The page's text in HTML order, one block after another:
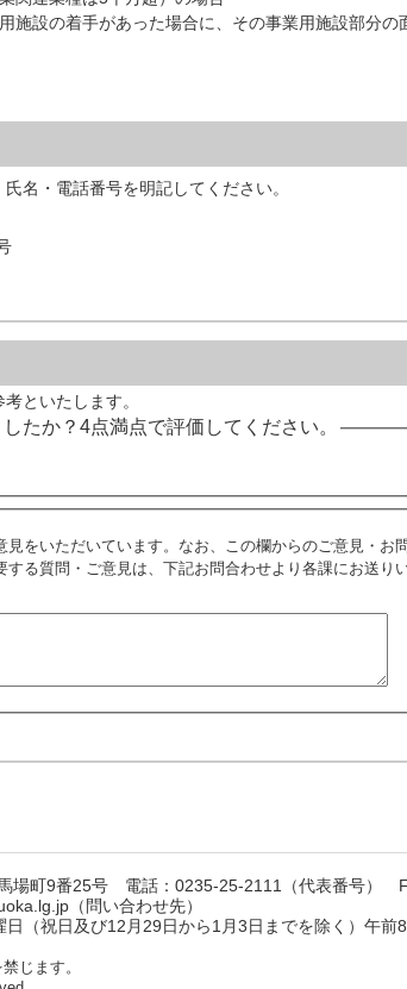
設の着手があった場合に、その事業用施設部分の
名・電話番号を明記してください。
といたします。
たか？4点満点で評価してください。
をいただいています。なお、この欄からのご意見・お
する質問・ご意見は、下記お問合わせより各課にお送り
場町9番25号 電話：0235-25-2111（代表番号）
（問い合わせ先）
（祝日及び12月29日から1月3日までを除く）午前
じます。